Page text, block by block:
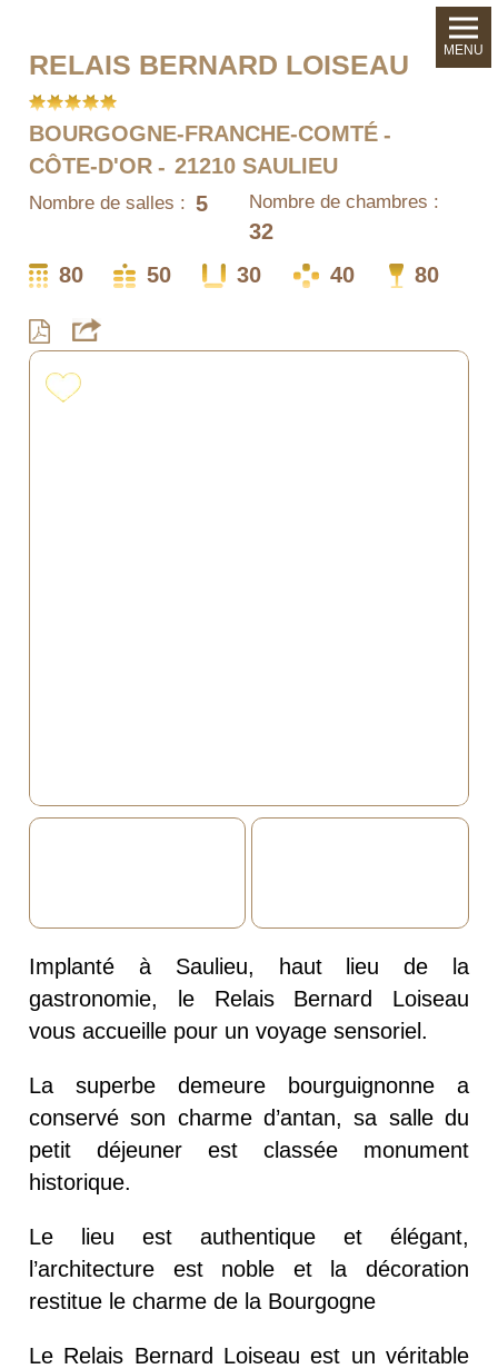
RELAIS BERNARD LOISEAU
BOURGOGNE-FRANCHE-COMTÉ
CÔTE-D'OR
21210 SAULIEU
Nombre de salles : 5 Nombre de chambres :
32
80
50 30 40 80
Implanté à Saulieu, haut lieu de la
gastronomie, le Relais Bernard Loiseau
vous accueille pour un voyage sensoriel.
La superbe demeure bourguignonne a
conservé son charme d’antan, sa salle du
petit déjeuner est classée monument
historique.
Le lieu est authentique et élégant,
l’architecture est noble et la décoration
restitue le charme de la Bourgogne
Le Relais Bernard Loiseau est un véritable
MENU